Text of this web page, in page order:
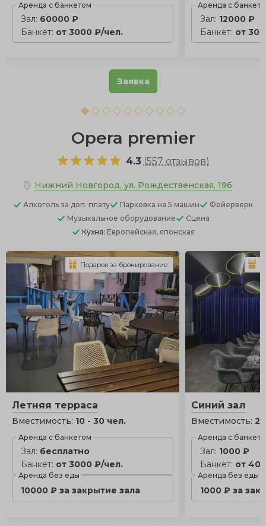
Аренда с банкетом
Зал: 60000 ₽
Банкет: от 3000 ₽/чел.
Аренда с
Зал: 12000 ₽
Банкет: от
Заявка
Opera premier
4.3 (557 отзывов)
Нижний Новгород, ул. Рождественская, 19б
Алкоголь за доп. плату Парковка на 5 машин
Фейерверк
Музыкальное оборудование
Сцена
Кухня: Европейская, японская
Летняя терраса
Вместимость: 10 - 30 чел.
Аренда с банкетом
Зал: бесплатно
Банкет: от 3000 ₽/чел.
Аренда без еды
10000 ₽ за закрытие зала
Подарок за бронирование
Синий зал
Вместимость:
Аренда с
Зал: 1000 ₽
Банкет: от
Аренда без еды
1000 ₽ за